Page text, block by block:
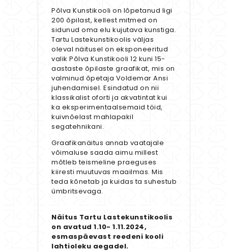
Põlva Kunstikooli on lõpetanud ligi
200 õpilast, kellest mitmed on
sidunud oma elu kujutava kunstiga.
Tartu Lastekunstikoolis väljas
oleval näitusel on eksponeeritud
valik Põlva Kunstikooli 12 kuni 15-
aastaste õpilaste graafikat, mis on
valminud õpetaja Voldemar Ansi
juhendamisel. Esindatud on nii
klassikalist oforti ja akvatintat kui
ka eksperimentaalsemaid töid,
kuivnõelast mahlapakil
segatehnikani.
Graafikanäitus annab vaatajale
võimaluse saada aimu millest
mõtleb teismeline praeguses
kiiresti muutuvas maailmas. Mis
teda kõnetab ja kuidas ta suhestub
ümbritsevaga.
Näitus Tartu Lastekunstikoolis
on avatud 1.10- 1.11.2024,
esmaspäevast reedeni kooli
lahtioleku aegadel.